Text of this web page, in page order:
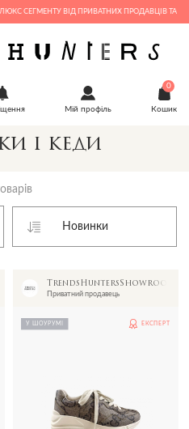
СЕГМЕНТУ ВІД ПРИВАТНИХ ПРОДАВЦІВ ТА
Мій профіль
0
Кошик
і кеди
TrendsHuntersShowroom
Приватний продавець
У ШОУРУМІ ЕКСПЕРТ